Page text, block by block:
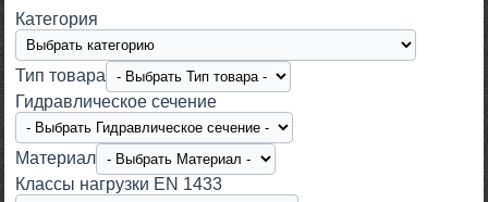
Категория
Тип товара
Гидравлическое сечение
Материал
Класcы нагрузки EN 1433